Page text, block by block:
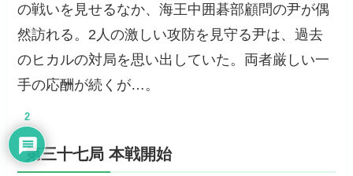
の戦いを見せるなか、海王中囲碁部顧問の尹が偶
然訪れる。2人の激しい攻防を見守る尹は、過去
のヒカルの対局を思い出していた。両者厳しい一
手の応酬が続くが…。
第三十七局 本戦開始
2